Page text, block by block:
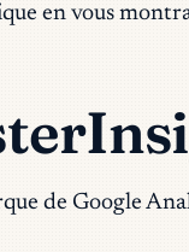
en vous
de Google